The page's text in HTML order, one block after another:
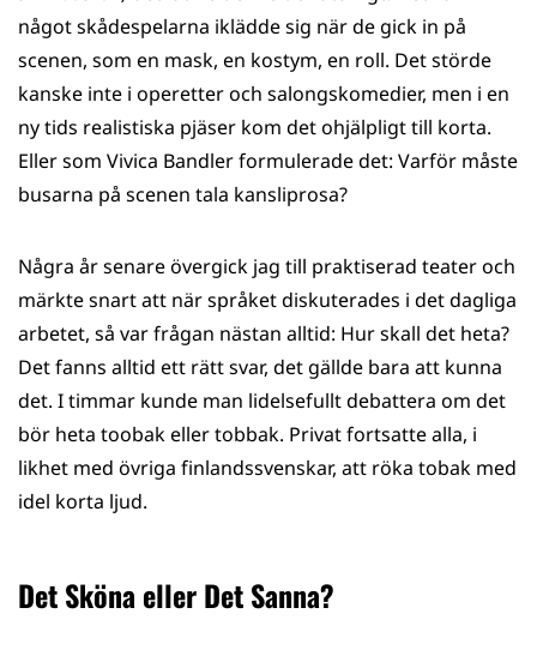
något skådespelarna iklädde sig när de gick in på
scenen, som en mask, en kostym, en roll. Det störde
kanske inte i operetter och salongskomedier, men i en
ny tids realistiska pjäser kom det ohjälpligt till korta.
Eller som Vivica Bandler formulerade det: Varför måste
busarna på scenen tala kansliprosa?
Några år senare övergick jag till praktiserad teater och
märkte snart att när språket diskuterades i det dagliga
arbetet, så var frågan nästan alltid: Hur skall det heta?
Det fanns alltid ett rätt svar, det gällde bara att kunna
det. I timmar kunde man lidelsefullt debattera om det
bör heta toobak eller tobbak. Privat fortsatte alla, i
likhet med övriga finlandssvenskar, att röka tobak med
idel korta ljud.
Det Sköna eller Det Sanna?